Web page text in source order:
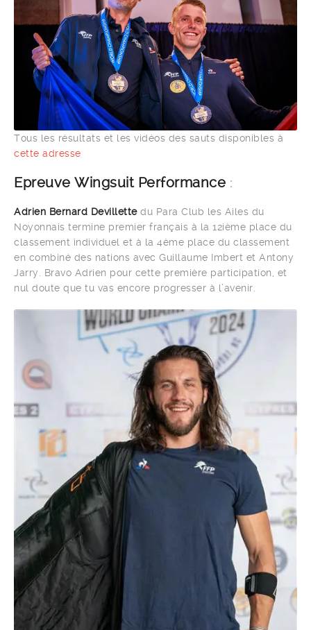
Tous les résultats et les vidéos des sauts disponibles à
cette adresse
Epreuve Wingsuit Performance :
Adrien Bernard Devillettedu Para Club les Ailes du
Noyonnais termine premier français à la 12ième place du
classement individuel et à la 4ème place du classement
en combiné des nations avec Guillaume Imbert et Antony
Jarry. Bravo Adrien pour cette première participation, et
nul doute que tu vas encore progresser à l’avenir.